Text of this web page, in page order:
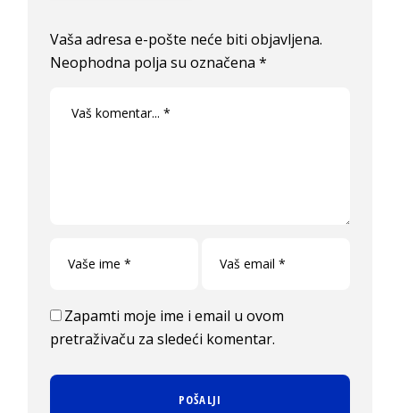
Vaša adresa e-pošte neće biti objavljena.
Neophodna polja su označena*
Zapamti moje ime i email u ovom
pretraživaču za sledeći komentar.